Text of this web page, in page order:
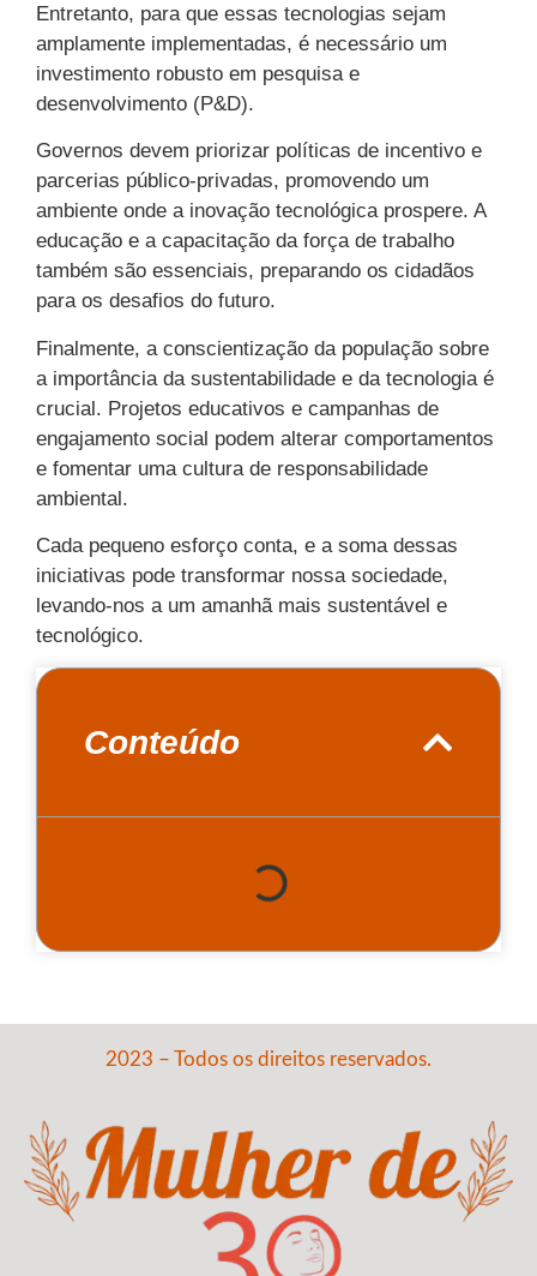
Entretanto, para que essas tecnologias sejam
amplamente implementadas, é necessário um
investimento robusto em pesquisa e
desenvolvimento (P&D).
Governos devem priorizar políticas de incentivo e
parcerias público-privadas, promovendo um
ambiente onde a inovação tecnológica prospere. A
educação e a capacitação da força de trabalho
também são essenciais, preparando os cidadãos
para os desafios do futuro.
Finalmente, a conscientização da população sobre
a importância da sustentabilidade e da tecnologia é
crucial. Projetos educativos e campanhas de
engajamento social podem alterar comportamentos
e fomentar uma cultura de responsabilidade
ambiental.
Cada pequeno esforço conta, e a soma dessas
iniciativas pode transformar nossa sociedade,
levando-nos a um amanhã mais sustentável e
tecnológico.
Conteúdo
2023 – Todos os direitos reservados.